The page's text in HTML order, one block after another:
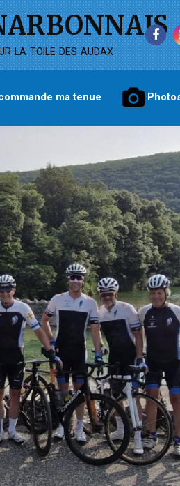
la toile des audax
ma tenue